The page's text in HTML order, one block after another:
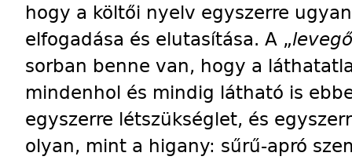
hogy a költői nyelv egyszerre
elfogadása és elutasítása. A „
sorban benne van, hogy a
mindenhol és mindig látható is
egyszerre létszükséglet, és
olyan, mint a higany: sűrű-apró